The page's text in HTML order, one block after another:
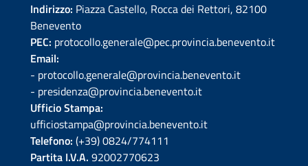
Indirizzo: Piazza Castello, Rocca dei Rettori, 82100
Benevento
PEC: protocollo.generale@pec.provincia.benevento.it
Email:
- protocollo.generale@provincia.benevento.it
- presidenza@provincia.benevento.it
Ufficio Stampa:
ufficiostampa@provincia.benevento.it
Telefono: (+39) 0824/774111
Partita I.V.A. 92002770623